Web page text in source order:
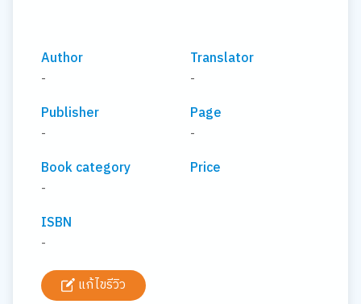
Author
-
Translator
-
Publisher
-
Page
-
Book category
-
Price
ISBN
-
แก้ไขรีวิว